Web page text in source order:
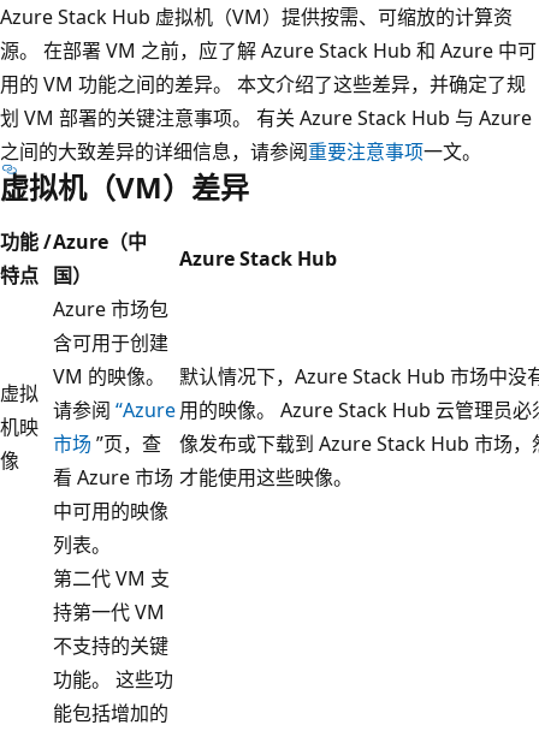
Azure Stack Hub 虚拟机（VM）提供按需、可缩放的计算资
源。 在部署 VM 之前，应了解 Azure Stack Hub 和 Azure 中可
用的 VM 功能之间的差异。 本文介绍了这些差异，并确定了规
划 VM 部署的关键注意事项。 有关 Azure Stack Hub 与 Azure
之间的大致差异的详细信息，请参阅重要注意事项一文。
虚拟机（VM）差异
功能 /
特点
Azure（中
国）
Azure Stack Hub
虚拟
机映
像
Azure 市场包
含可用于创建
VM 的映像。
请参阅 “Azure
市场 ”页，查
看 Azure 市场
中可用的映像
列表。
默认情况下，Azure Stack Hub 市场中没
用的映像。 Azure Stack Hub 云管理员必
像发布或下载到 Azure Stack Hub 市场，
才能使用这些映像。
第二代 VM 支
持第一代 VM
不支持的关键
功能。 这些功
能包括增加的